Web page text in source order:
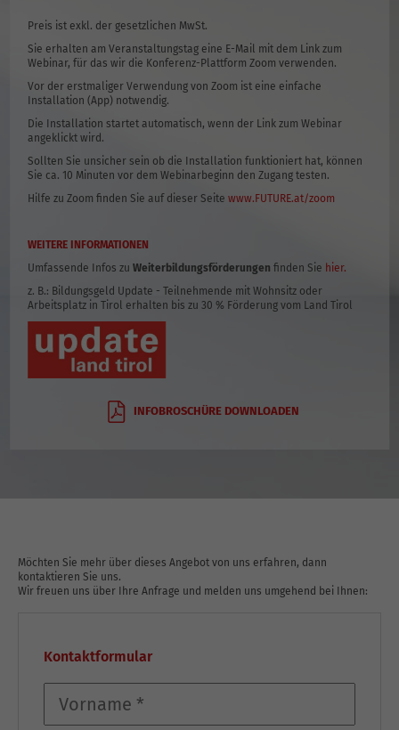
Preis ist exkl. der gesetzlichen MwSt.
Sie erhalten am Veranstaltungstag eine E-Mail mit dem Link zum
Webinar, für das wir die Konferenz-Plattform Zoom verwenden.
Vor der erstmaliger Verwendung von Zoom ist eine einfache
Installation (App) notwendig.
Die Installation startet automatisch, wenn der Link zum Webinar
angeklickt wird.
Sollten Sie unsicher sein ob die Installation funktioniert hat, können
Sie ca. 10 Minuten vor dem Webinarbeginn den Zugang testen.
Hilfe zu Zoom finden Sie auf dieser Seitewww.FUTURE.at/zoom
WEITERE INFORMATIONEN
Umfassende Infos zuWeiterbildungsförderungen finden Sie hier.
z. B.: Bildungsgeld Update - Teilnehmende mit Wohnsitz oder
Arbeitsplatz in Tirol erhalten bis zu 30 % Förderung vom Land Tirol
INFOBROSCHÜRE DOWNLOADEN
Möchten Sie mehr über dieses Angebot von uns erfahren, dann
kontaktieren Sie uns.
Wir freuen uns über Ihre Anfrage und melden uns umgehend bei Ihnen:
Kontaktformular